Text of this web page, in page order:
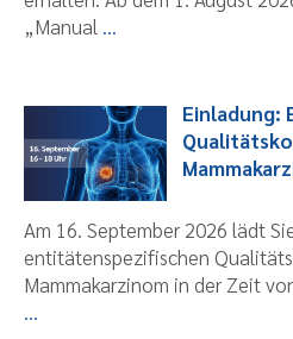
„Manual ...
Einladung:
Am 16. September 2026 lädt
entitätenspezifischen
Mammakarzinom in der Zeit
...